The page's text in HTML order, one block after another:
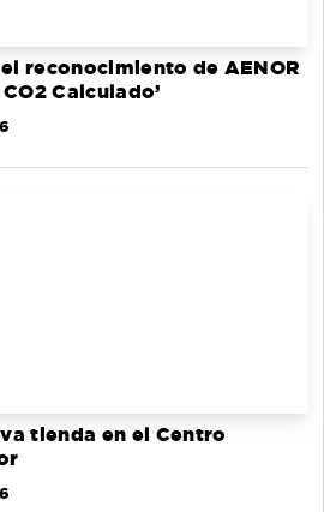
reconocimiento de AENOR
Calculado’
tienda en el Centro